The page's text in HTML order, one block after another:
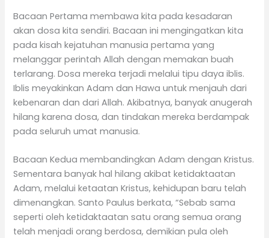
Bacaan Pertama membawa kita pada kesadaran
akan dosa kita sendiri. Bacaan ini mengingatkan kita
pada kisah kejatuhan manusia pertama yang
melanggar perintah Allah dengan memakan buah
terlarang. Dosa mereka terjadi melalui tipu daya iblis.
Iblis meyakinkan Adam dan Hawa untuk menjauh dari
kebenaran dan dari Allah. Akibatnya, banyak anugerah
hilang karena dosa, dan tindakan mereka berdampak
pada seluruh umat manusia.
Bacaan Kedua membandingkan Adam dengan Kristus.
Sementara banyak hal hilang akibat ketidaktaatan
Adam, melalui ketaatan Kristus, kehidupan baru telah
dimenangkan. Santo Paulus berkata, “Sebab sama
seperti oleh ketidaktaatan satu orang semua orang
telah menjadi orang berdosa, demikian pula oleh